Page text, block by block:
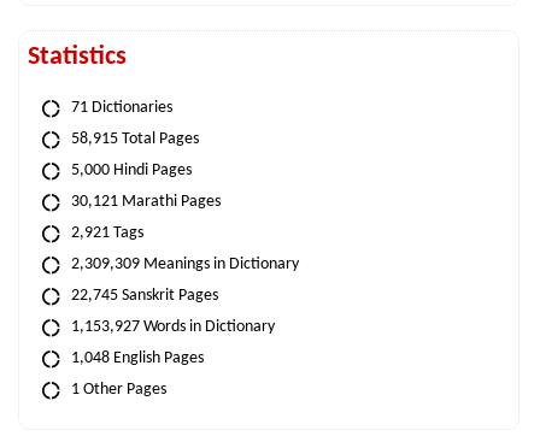
Statistics
71 Dictionaries
58,915 Total Pages
5,000 Hindi Pages
30,121 Marathi Pages
2,921 Tags
2,309,309 Meanings in Dictionary
22,745 Sanskrit Pages
1,153,927 Words in Dictionary
1,048 English Pages
1 Other Pages